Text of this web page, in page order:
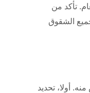
تأكد من
الشقوق
أولا، تحديد